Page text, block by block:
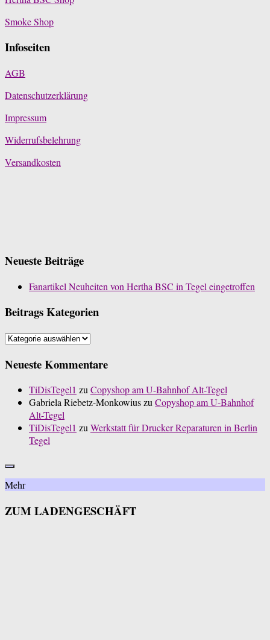
Smoke Shop
Infoseiten
AGB
Datenschutzerklärung
Impressum
Widerrufsbelehrung
Versandkosten
Neueste Beiträge
Fanartikel Neuheiten von Hertha BSC in Tegel eingetroffen
Beitrags Kategorien
Beitrags
Neueste Kommentare
TiDisTegel1 zuCopyshop am U-Bahnhof Alt-Tegel
Gabriela Riebetz-MonkowiuszuCopyshop am U-Bahnhof
Alt-Tegel
TiDisTegel1 zuWerkstatt für Drucker Reparaturen in Berlin
Tegel
Mehr
ZUM LADENGESCHÄFT